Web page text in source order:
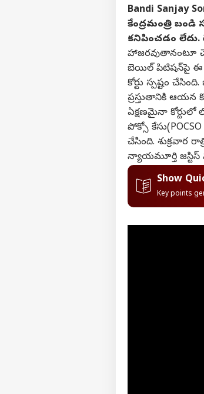
Bandi Sanjay
కేంద్రమంత్రి
కనిపించడం లేదు.
హాజరవుతానంటూ
బెయిల్ పిటిషన్‌పై ఈ
కోర్టు స్పష్టం
ప్రస్తుతానికి ఆయన
ఏక్షణమైనా
పోక్సో
చేసింది. శుక్రవార
న్యాయమూర్తి జస్టిస్
Show
Key points